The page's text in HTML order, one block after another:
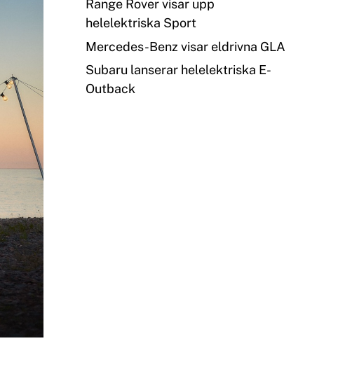
Range Rover visar upp
helelektriska Sport
Mercedes-Benz visar eldrivna GLA
Subaru lanserar helelektriska E-
Outback